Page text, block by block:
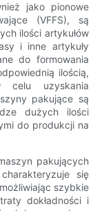
jako pionowe
(VFFS), są
ilości artykułów
i inne artykuły
do formowania
ilością,
celu uzyskania
pakujące są
dużych ilości
do produkcji na
pakujących
się
szybkie
dokładności i